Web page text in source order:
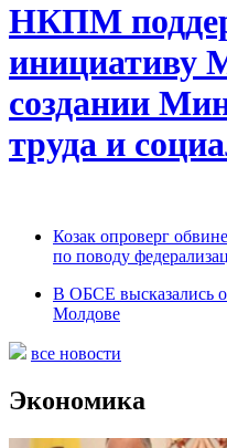
НКПМ
инициативу
создании
труда и
Козак опроверг
по поводу
В ОБСЕ высказались
Молдове
все новости
Экономика